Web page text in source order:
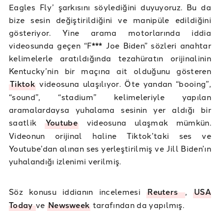
Eagles Fly’ şarkısını söylediğini duyuyoruz. Bu da
bize sesin değiştirildiğini ve manipüle edildiğini
gösteriyor. Yine arama motorlarında iddia
videosunda geçen “F*** Joe Biden” sözleri anahtar
kelimelerle aratıldığında tezahüratın orijinalinin
Kentucky’nin bir maçına ait olduğunu gösteren
Tiktokvideosuna ulaşılıyor. Öte yandan “booing”,
“sound”, “stadium” kelimeleriyle yapılan
aramalardaysa yuhalama sesinin yer aldığı bir
saatlik Youtube videosuna ulaşmak mümkün.
Videonun orijinal haline Tiktok’taki ses ve
Youtube’dan alınan ses yerleştirilmiş ve Jill Biden’ın
yuhalandığı izlenimi verilmiş.
Söz konusu iddianın incelemesiReuters,USA
Todayve Newsweek tarafından da yapılmış.